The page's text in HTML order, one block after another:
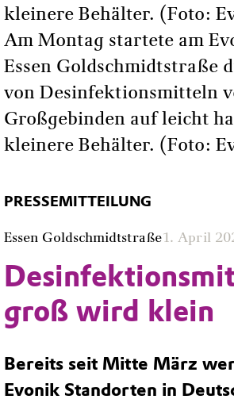
kleinere Behälter. (Foto:
Am Montag startete am
Essen Goldschmidtstraße
von Desinfektionsmitteln
Großgebinden auf leicht
kleinere Behälter. (Foto:
PRESSEMITTEILUNG
Essen Goldschmidtstraße1. April
groß wird klein
Bereits seit Mitte März
Evonik Standorten in